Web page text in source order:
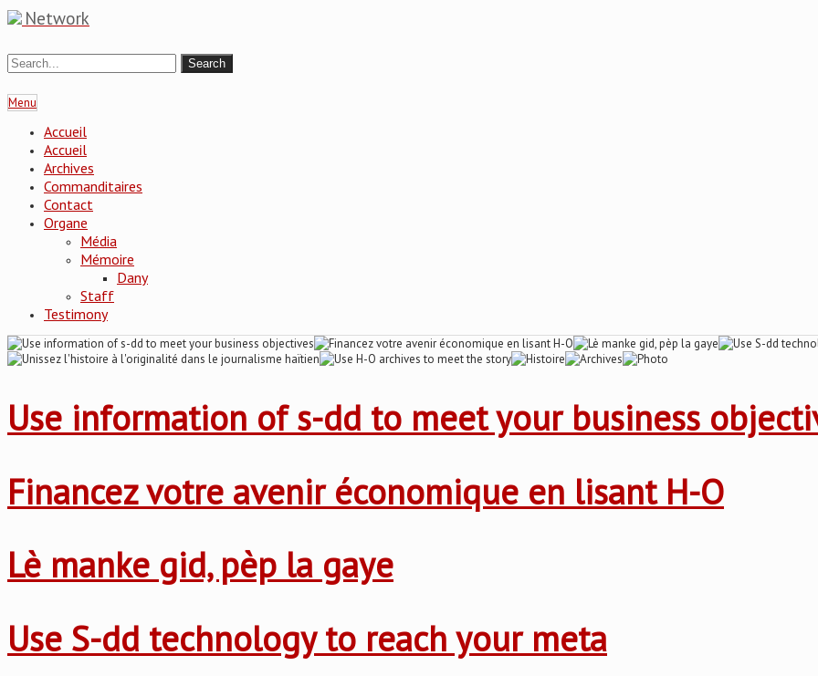
Network
Menu
Accueil
Accueil
Archives
Commanditaires
Contact
Organe
Média
Mémoire
Dany
Staff
Testimony
Use information of s-dd to meet your business
Financez votre avenir économique en lisant H-O
Lè manke gid, pèp la gaye
Use S-dd technology to reach your meta